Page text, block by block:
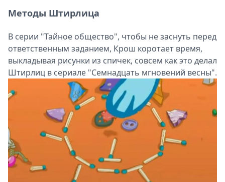
Методы Штирлица
В серии "Тайное общество", чтобы не заснуть перед
ответственным заданием, Крош коротает время,
выкладывая рисунки из спичек, совсем как это делал
Штирлиц в сериале "Семнадцать мгновений весны".